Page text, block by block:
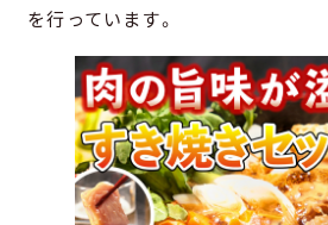
を行っています。